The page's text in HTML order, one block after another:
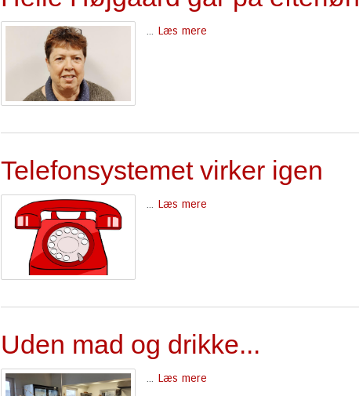
... Læs mere
Telefonsystemet virker igen
... Læs mere
Uden mad og drikke...
... Læs mere